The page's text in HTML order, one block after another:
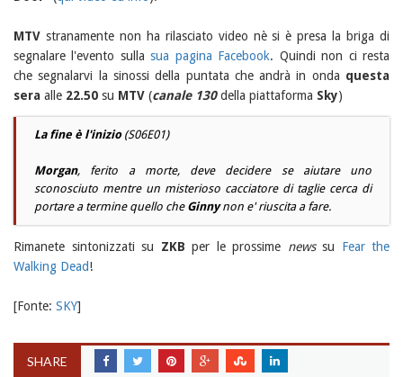
MTV stranamente non ha rilasciato video nè si è presa la briga di
segnalare l'evento sullasua pagina Facebook. Quindi non ci resta
che segnalarvi la sinossi della puntata che andrà in onda questa
sera alle 22.50 su MTV (canale 130della piattaforma Sky)
La fine è l'inizio(S06E01)
Morgan, ferito a morte, deve decidere se aiutare uno
sconosciuto mentre un misterioso cacciatore di taglie cerca di
portare a termine quello che Ginnynon e' riuscita a fare.
Rimanete sintonizzati su ZKB per le prossime newssu Fear the
Walking Dead!
[Fonte: SKY]
SHARE